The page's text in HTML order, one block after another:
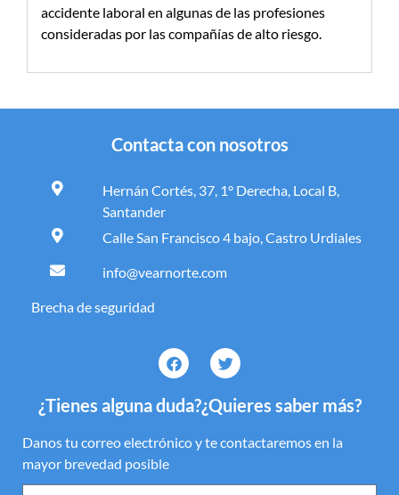
accidente laboral en algunas de las profesiones
consideradas por las compañías de alto riesgo.
Contacta con nosotros
Hernán Cortés, 37, 1° Derecha, Local B,
Santander
Calle San Francisco 4 bajo, Castro Urdiales
info@vearnorte.com
Brecha de seguridad
¿Tienes alguna duda?¿Quieres saber más?
Danos tu correo electrónico y te contactaremos en la
mayor brevedad posible